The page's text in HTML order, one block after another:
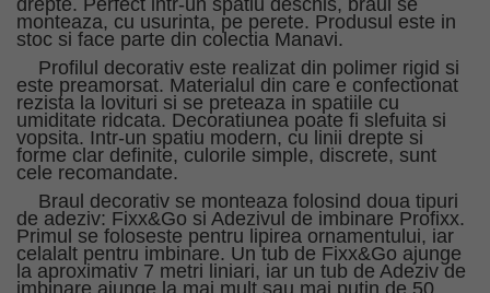
monteaza, cu usurinta, pe perete. Produsul este in
stoc si face parte din colectia Manavi.
Profilul decorativ este realizat din polimer rigid si
este preamorsat. Materialul din care e confectionat
rezista la lovituri si se preteaza in spatiile cu
umiditate ridcata. Decoratiunea poate fi slefuita si
vopsita. Intr-un spatiu modern, cu linii drepte si
forme clar definite, culorile simple, discrete, sunt
cele recomandate.
Braul decorativ se monteaza folosind doua tipuri
de adeziv: Fixx&Go si Adezivul de imbinare Profixx.
Primul se foloseste pentru lipirea ornamentului, iar
celalalt pentru imbinare. Un tub de Fixx&Go ajunge
la aproximativ 7 metri liniari, iar un tub de Adeziv de
imbinare ajunge la mai mult sau mai putin de 50